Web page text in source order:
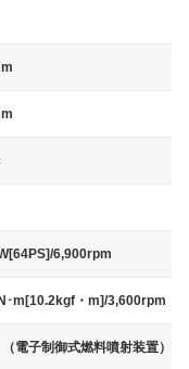
6,900rpm
･m[10.2kgf・m]/3,600rpm
（電子制御式燃料噴射装置）